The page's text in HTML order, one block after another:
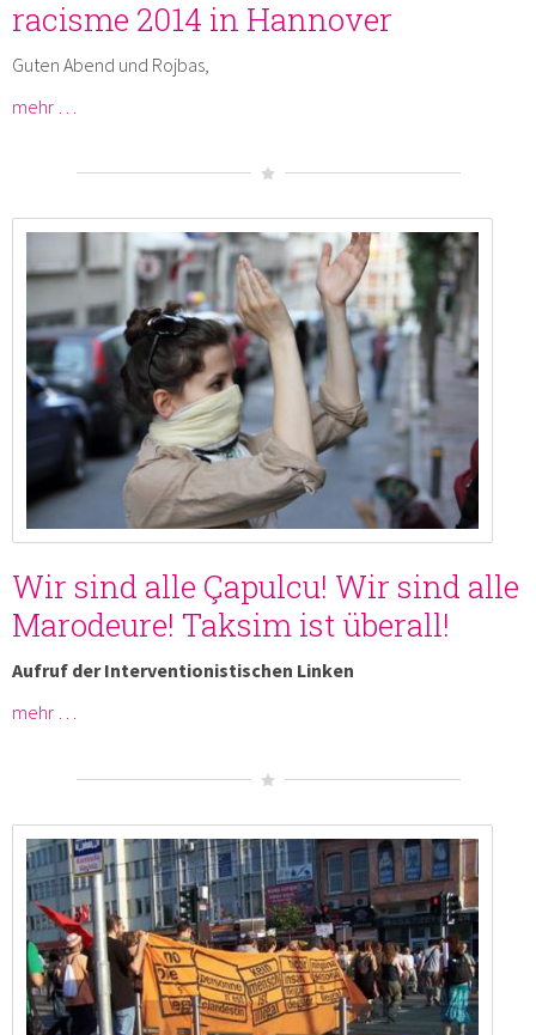
racisme 2014 in Hannover
Guten Abend und Rojbas,
mehr …
Wir sind alle Çapulcu! Wir sind alle
Marodeure! Taksim ist überall!
Aufruf der Interventionistischen Linken
mehr …